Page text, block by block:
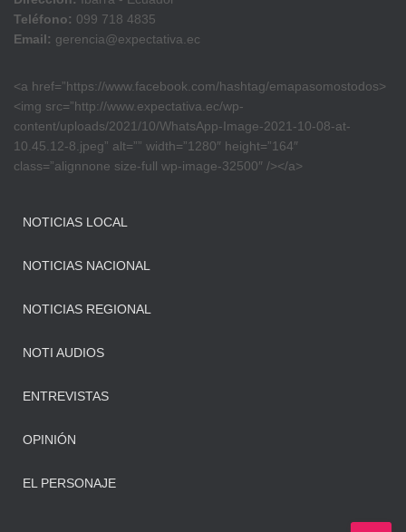
Teléfono: 099 718 4835
Email: gerencia@expectativa.ec
<a href=”https://www.facebook.com/hashtag/emapasomostodos>
<img src=”http://www.expectativa.ec/wp-
content/uploads/2021/10/WhatsApp-Image-2021-10-08-at-
10.45.12-8.jpeg” alt=”” width=”1280″ height=”164″
class=”alignnone size-full wp-image-32500″ /></a>
NOTICIAS LOCAL
NOTICIAS NACIONAL
NOTICIAS REGIONAL
NOTI AUDIOS
ENTREVISTAS
OPINIÓN
EL PERSONAJE